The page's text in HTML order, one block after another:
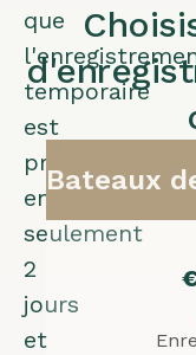
que
temporaire
est
prêt
en
seulement
2
jours
et
Bateaux